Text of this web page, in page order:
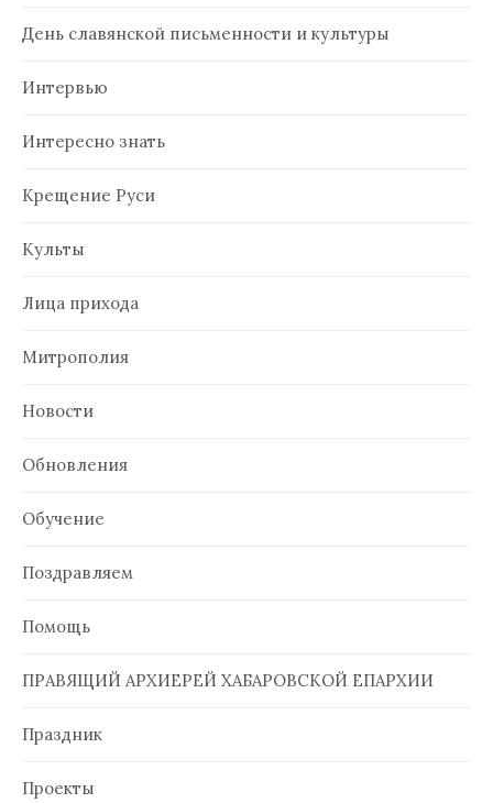
День славянской письменности и культуры
Интервью
Интересно знать
Крещение Руси
Культы
Лица прихода
Митрополия
Новости
Обновления
Обучение
Поздравляем
Помощь
ПРАВЯЩИЙ АРХИЕРЕЙ ХАБАРОВСКОЙ ЕПАРХИИ
Праздник
Проекты